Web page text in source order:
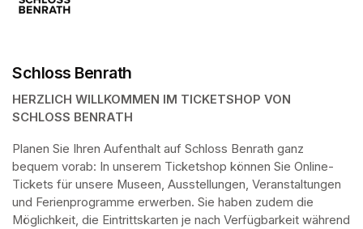
Schloss Benrath
HERZLICH WILLKOMMEN IM TICKETSHOP VON
SCHLOSS BENRATH
Planen Sie Ihren Aufenthalt auf Schloss Benrath ganz
bequem vorab: In unserem Ticketshop können Sie Online-
Tickets für unsere Museen, Ausstellungen, Veranstaltungen
und Ferienprogramme erwerben. Sie haben zudem die
Möglichkeit, die Eintrittskarten je nach Verfügbarkeit während